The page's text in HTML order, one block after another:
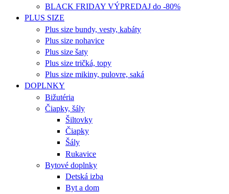
BLACK FRIDAY VÝPREDAJ do -80%
PLUS SIZE
Plus size bundy, vesty, kabáty
Plus size nohavice
Plus size šaty
Plus size tričká, topy
Plus size mikiny, pulovre, saká
DOPLNKY
Bižutéria
Čiapky, šály
Šiltovky
Čiapky
Šály
Rukavice
Bytové doplnky
Detská izba
Byt a dom